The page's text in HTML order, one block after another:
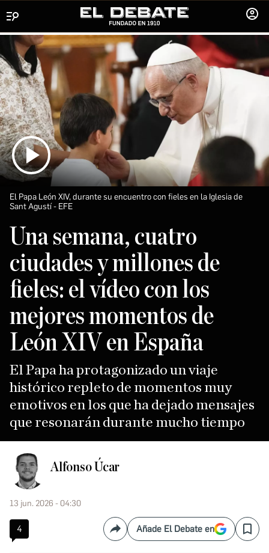
SESIÓN
El Papa León XIV, durante su encuentro con fieles en la Iglesia de
Sant Agustí
EFE
Una semana, cuatro
ciudades y millones de
fieles: el vídeo con los
mejores momentos de
León XIV en España
El Papa ha protagonizado un viaje
histórico repleto de momentos muy
emotivos en los que ha dejado mensajes
que resonarán durante mucho tiempo
Alfonso Úcar
13 jun. 2026 - 04:30
4 CompartirAñade El Debate en Save